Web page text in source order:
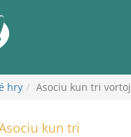
hry Asociu kun tri vortoj
kun tri